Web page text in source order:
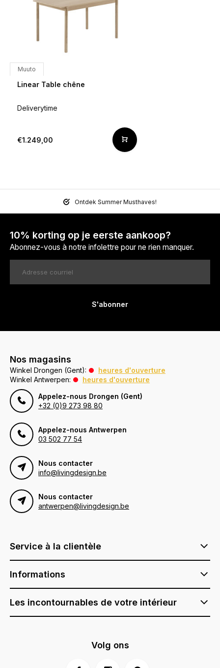
Muuto
Linear Table chêne
Deliverytime
€1.249,00
Ontdek Summer Musthaves!
10% korting op je eerste aankoop?
Abonnez-vous à notre infolettre pour ne rien manquer.
S'abonner
Nos magasins
Winkel Drongen (Gent):
heures d'ouverture
Winkel Antwerpen:
heures d'ouverture
Appelez-nous Drongen (Gent)
+32 (0)9 273 98 80
Appelez-nous Antwerpen
03 502 77 54
Nous contacter
info@livingdesign.be
Nous contacter
antwerpen@livingdesign.be
Service à la clientèle
Informations
Les incontournables de votre intérieur
Volg ons